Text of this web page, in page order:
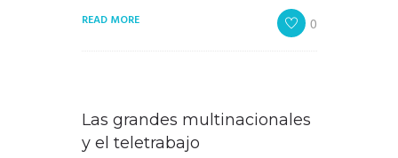
READ MORE 0
Las grandes multinacionales
y el teletrabajo